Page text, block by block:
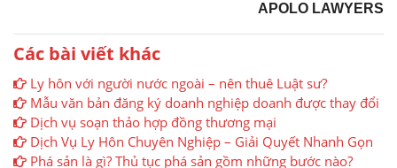
APOLO LAWYERS
Các bài viết khác
Ly hôn với người nước ngoài – nên thuê Luật sư?
Mẫu văn bản đăng ký doanh nghiệp doanh được thay đổi
Dịch vụ soạn thảo hợp đồng thương mại
Dịch Vụ Ly Hôn Chuyên Nghiệp – Giải Quyết Nhanh Gọn
Phá sản là gì? Thủ tục phá sản gồm những bước nào?